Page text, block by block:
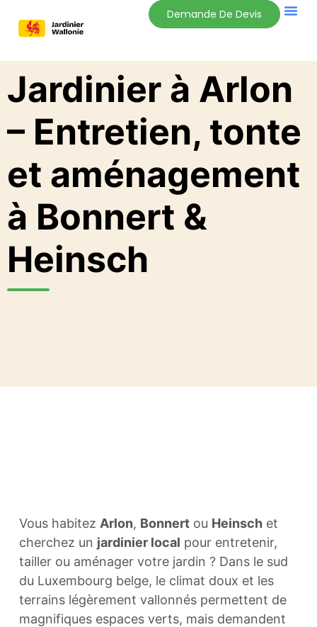
Demande De Devis
Jardinier à Arlon
– Entretien, tonte
et aménagement
à Bonnert &
Heinsch
Vous habitez Arlon, Bonnertou Heinschet
cherchez un jardinier local pour entretenir,
tailler ou aménager votre jardin ? Dans le sud
du Luxembourg belge, le climat doux et les
terrains légèrement vallonnés permettent de
magnifiques espaces verts, mais demandent